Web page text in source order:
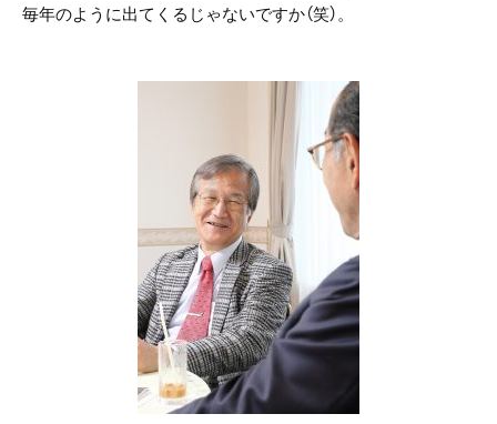
毎年のように出てくるじゃないですか（笑）。